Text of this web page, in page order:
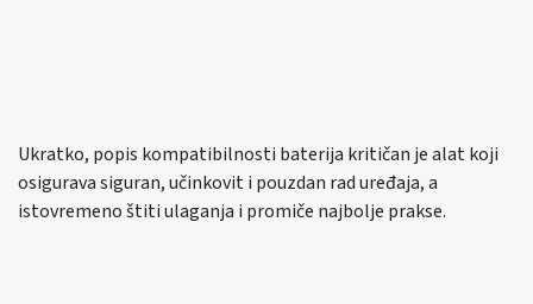
Ukratko, popis kompatibilnosti baterija kritičan je alat koji
osigurava siguran, učinkovit i pouzdan rad uređaja, a
istovremeno štiti ulaganja i promiče najbolje prakse.